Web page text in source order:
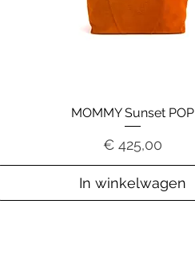
MOMMY Sunset POP
Prijs
€ 425,00
In winkelwagen